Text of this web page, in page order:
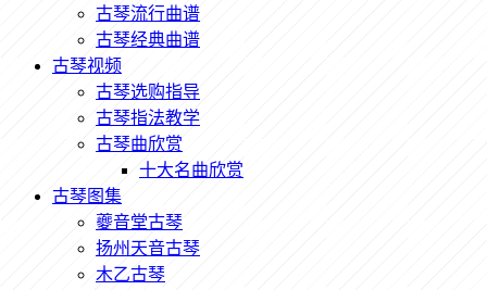
古琴流行曲谱
古琴经典曲谱
古琴视频
古琴选购指导
古琴指法教学
古琴曲欣赏
十大名曲欣赏
古琴图集
夔音堂古琴
扬州天音古琴
木乙古琴